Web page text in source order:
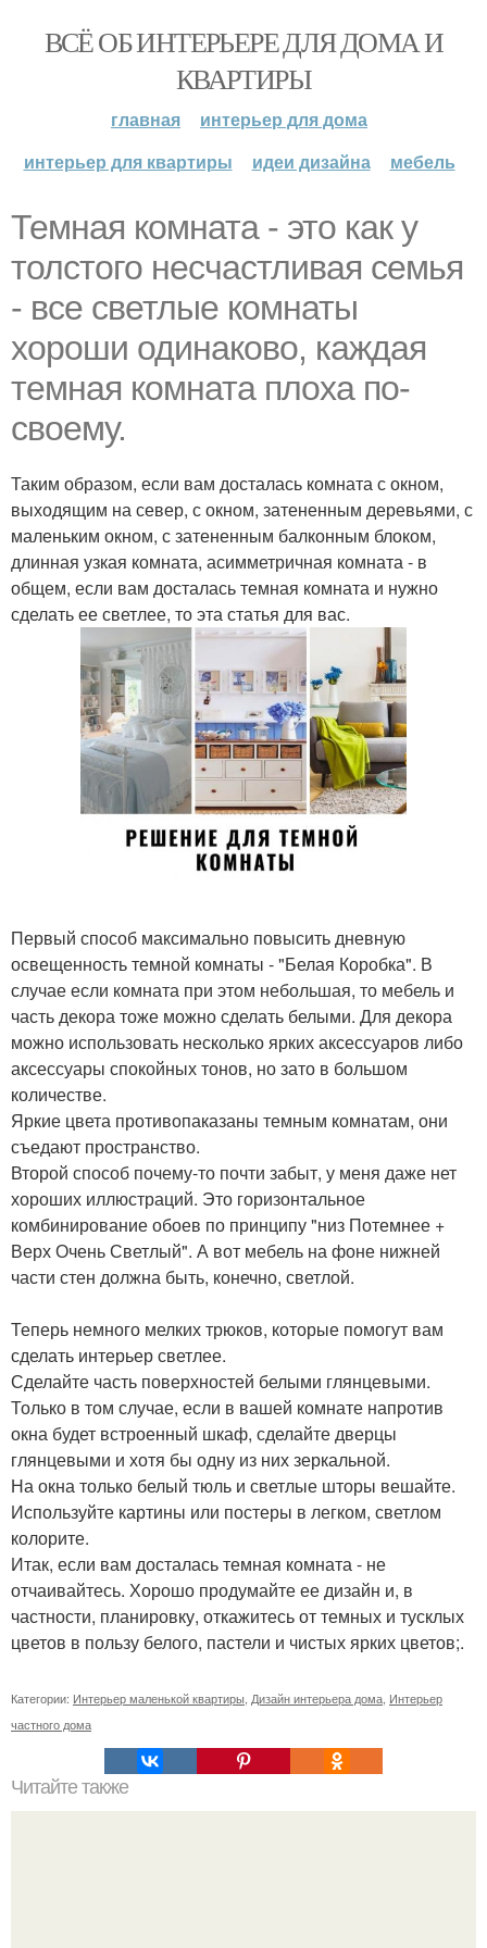
ВСЁ ОБ ИНТЕРЬЕРЕ ДЛЯ ДОМА И
КВАРТИРЫ
главная
интерьер для дома
интерьер для квартиры
идеи дизайна мебель
Темная комната - это как у
толстого несчастливая семья
- все светлые комнаты
хороши одинаково, каждая
темная комната плоха по-
своему.
Таким образом, если вам досталась комната с окном,
выходящим на север, с окном, затененным деревьями, с
маленьким окном, с затененным балконным блоком,
длинная узкая комната, асимметричная комната - в
общем, если вам досталась темная комната и нужно
сделать ее светлее, то эта статья для вас.
Первый способ максимально повысить дневную
освещенность темной комнаты - "Белая Коробка". В
случае если комната при этом небольшая, то мебель и
часть декора тоже можно сделать белыми. Для декора
можно использовать несколько ярких аксессуаров либо
аксессуары спокойных тонов, но зато в большом
количестве.
Яркие цвета противопаказаны темным комнатам, они
съедают пространство.
Второй способ почему-то почти забыт, у меня даже нет
хороших иллюстраций. Это горизонтальное
комбинирование обоев по принципу "низ Потемнее +
Верх Очень Светлый". А вот мебель на фоне нижней
части стен должна быть, конечно, светлой.
Теперь немного мелких трюков, которые помогут вам
сделать интерьер светлее.
Сделайте часть поверхностей белыми глянцевыми.
Только в том случае, если в вашей комнате напротив
окна будет встроенный шкаф, сделайте дверцы
глянцевыми и хотя бы одну из них зеркальной.
На окна только белый тюль и светлые шторы вешайте.
Используйте картины или постеры в легком, светлом
колорите.
Итак, если вам досталась темная комната - не
отчаивайтесь. Хорошо продумайте ее дизайн и, в
частности, планировку, откажитесь от темных и тусклых
цветов в пользу белого, пастели и чистых ярких цветов;.
Категории: Интерьер маленькой квартиры Дизайн интерьера дома Интерьер
частного дома
Читайте также